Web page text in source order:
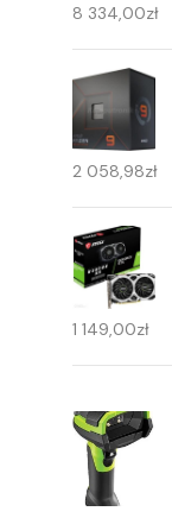
8 334,00zł
2 058,98zł
1 149,00zł